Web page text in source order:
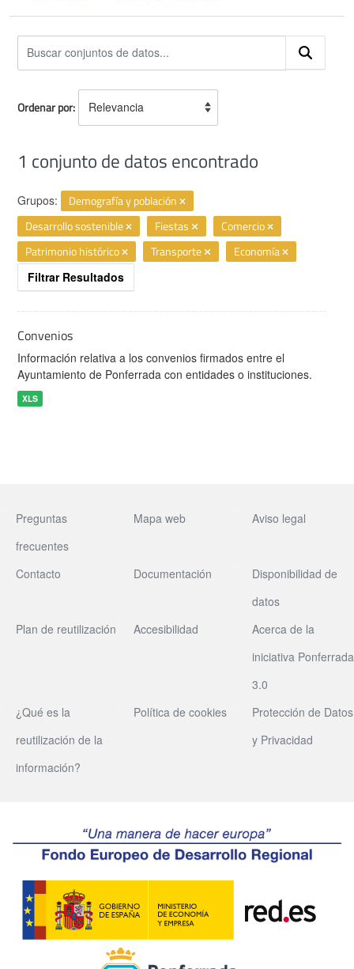
Ordenar por
1 conjunto de datos encontrado
Grupos:
Demografía y población
Desarrollo sostenible
Fiestas
Comercio
Patrimonio histórico
Transporte Economía
Filtrar Resultados
Convenios
Información relativa a los convenios firmados entre el
Ayuntamiento de Ponferrada con entidades o instituciones.
XLS
Preguntas
frecuentes
Mapa web Aviso legal
Contacto Documentación
Disponibilidad de
datos
Plan de reutilización
Accesibilidad
Acerca de la
iniciativa Ponferrada
3.0
¿Qué es la
reutilización de la
información?
Política de cookies
Protección de Datos
y Privacidad